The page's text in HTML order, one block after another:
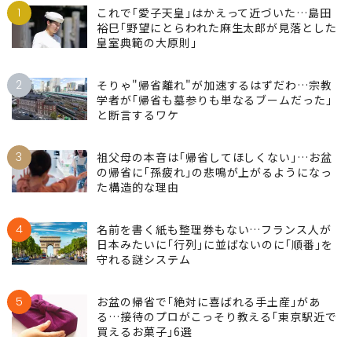
1
これで｢愛子天皇｣はかえって近づいた…島田
裕巳｢野望にとらわれた麻生太郎が見落とした
皇室典範の大原則｣
2
そりゃ"帰省離れ"が加速するはずだわ…宗教
学者が｢帰省も墓参りも単なるブームだった｣
と断言するワケ
3
祖父母の本音は｢帰省してほしくない｣…お盆
の帰省に｢孫疲れ｣の悲鳴が上がるようになっ
た構造的な理由
4
名前を書く紙も整理券もない…フランス人が
日本みたいに｢行列｣に並ばないのに｢順番｣を
守れる謎システム
5
お盆の帰省で｢絶対に喜ばれる手土産｣があ
る…接待のプロがこっそり教える｢東京駅近で
買えるお菓子｣6選